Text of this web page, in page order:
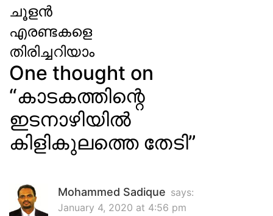
ചൂളൻ
എരണ്ടകളെ
തിരിച്ചറിയാം
Next
Post
One thought on
“കാടകത്തിന്റെ
ഇടനാഴിയിൽ
കിളികുലത്തെ തേടി”
Mohammed Sadique says:
January 4, 2020 at 4:56 pm